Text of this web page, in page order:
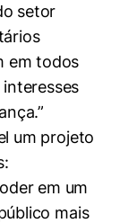
setor
em todos
um projeto
em um
mais